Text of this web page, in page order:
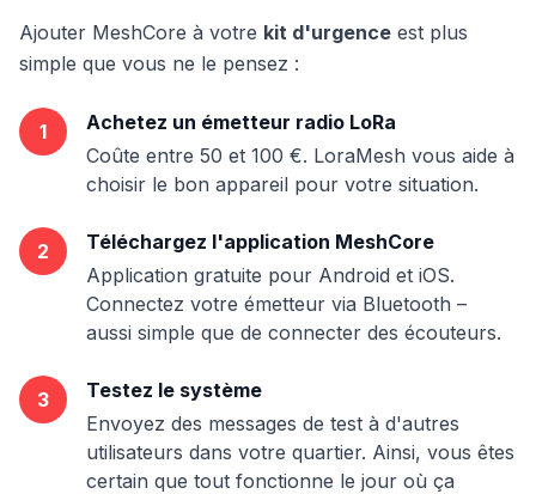
Ajouter MeshCore à votre kit d'urgence est plus
simple que vous ne le pensez :
1
Achetez un émetteur radio LoRa
Coûte entre 50 et 100 €. LoraMesh vous aide à
choisir le bon appareil pour votre situation.
2
Téléchargez l'application MeshCore
Application gratuite pour Android et iOS.
Connectez votre émetteur via Bluetooth –
aussi simple que de connecter des écouteurs.
3
Testez le système
Envoyez des messages de test à d'autres
utilisateurs dans votre quartier. Ainsi, vous êtes
certain que tout fonctionne le jour où ça